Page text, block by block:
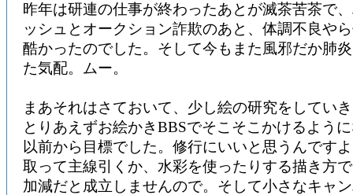
昨年は研連の仕事が終わったあとが滅茶苦茶で
ッシュとオークション詐欺のあと、体調不良や
酷かったのでした。そして今もまた風邪だか肺
た気配。ムー。
まあそれはさておいて、少し絵の研究をしてい
とりあえずお絵かきBBSでそこそこかけるよう
以前から目標でした。修行にいいと思うんです
取って主線引くか、水彩を使ったりする描き方
加減だと成立しませんので。そして小さなキャ